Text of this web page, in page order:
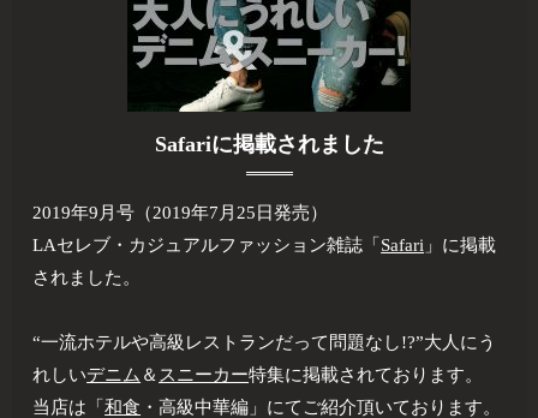
Safariに掲載されました
2019年9月号（2019年7月25日発売）
LAセレブ・カジュアルファッション雑誌「 Safari 」に掲載
されました。
“一流ホテルや高級レストランだって問題なし!?”大人にう
れしいデニム ＆ スニーカー特集に掲載されております。
当店は「和食 ・高級中華編」にてご紹介頂いております。